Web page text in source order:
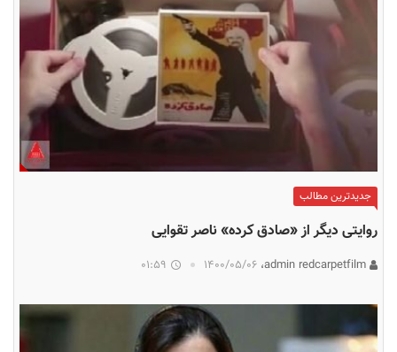
جدیدترین مطالب
روایتی دیگر از «صادق کرده» ناصر تقوایی
۱۴۰۰/۰۵/۰۶ 01:59